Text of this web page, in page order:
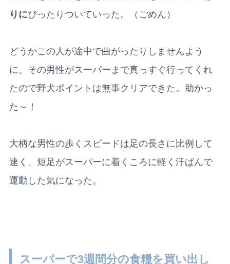
りにぴったりついていった。（ごめん）
どうかこの人が途中で曲がったりしませんよう
に。その男性がスーパーまで真っすぐ行ってくれ
たので野犬ポイントは無事クリアできた。助かっ
た～！
大柄な男性の歩くスピードは足の長さに比例して
速く、短足がスーパーに着くころに軽く汗ばんで
運動した気になった。
スーパーで3週間分の食糧を買い出し